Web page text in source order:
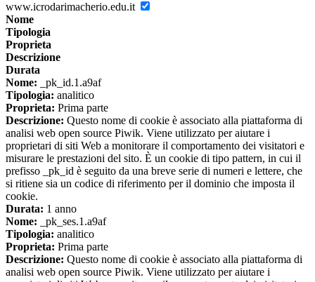
www.icrodarimacherio.edu.it
Nome
Tipologia
Proprieta
Descrizione
Durata
Nome: _pk_id.1.a9af
Tipologia: analitico
Proprieta: Prima parte
Descrizione: Questo nome di cookie è associato alla piattaforma di
analisi web open source Piwik. Viene utilizzato per aiutare i
proprietari di siti Web a monitorare il comportamento dei visitatori e
misurare le prestazioni del sito. È un cookie di tipo pattern, in cui il
prefisso _pk_id è seguito da una breve serie di numeri e lettere, che
si ritiene sia un codice di riferimento per il dominio che imposta il
cookie.
Durata: 1 anno
Nome: _pk_ses.1.a9af
Tipologia: analitico
Proprieta: Prima parte
Descrizione: Questo nome di cookie è associato alla piattaforma di
analisi web open source Piwik. Viene utilizzato per aiutare i